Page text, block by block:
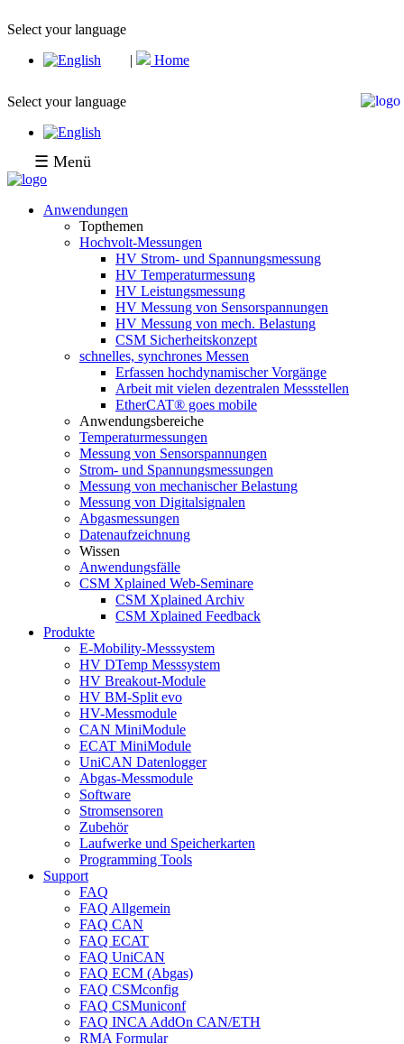
Select your language
|
Home
Select your language
☰ Menü
Anwendungen
Topthemen
Hochvolt-Messungen
HV Strom- und Spannungsmessung
HV Temperaturmessung
HV Leistungsmessung
HV Messung von Sensorspannungen
HV Messung von mech. Belastung
CSM Sicherheitskonzept
schnelles, synchrones Messen
Erfassen hochdynamischer Vorgänge
Arbeit mit vielen dezentralen Messstellen
EtherCAT® goes mobile
Anwendungsbereiche
Temperaturmessungen
Messung von Sensorspannungen
Strom- und Spannungsmessungen
Messung von mechanischer Belastung
Messung von Digitalsignalen
Abgasmessungen
Datenaufzeichnung
Wissen
Anwendungsfälle
CSM Xplained Web-Seminare
CSM Xplained Archiv
CSM Xplained Feedback
Produkte
E-Mobility-Messsystem
HV DTemp Messsystem
HV Breakout-Module
HV BM-Split evo
HV-Messmodule
CAN MiniModule
ECAT MiniModule
UniCAN Datenlogger
Abgas-Messmodule
Software
Stromsensoren
Zubehör
Laufwerke und Speicherkarten
Programming Tools
Support
FAQ
FAQ Allgemein
FAQ CAN
FAQ ECAT
FAQ UniCAN
FAQ ECM (Abgas)
FAQ CSMconfig
FAQ CSMuniconf
FAQ INCA AddOn CAN/ETH
RMA Formular